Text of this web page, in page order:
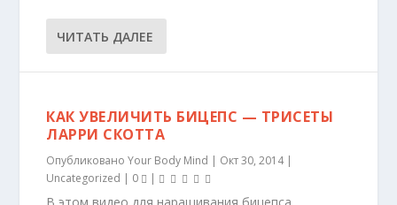
ЧИТАТЬ ДАЛЕЕ
КАК УВЕЛИЧИТЬ БИЦЕПС — ТРИСЕТЫ
ЛАРРИ СКОТТА
ОпубликованоYour Body Mind | Окт 30, 2014|
Uncategorized | 0 |